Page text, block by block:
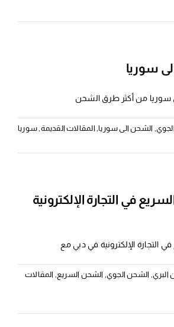
سوريا
سوريا من أكثر طرق الشحن
الشحن الى سوريا, المقالات القديمة سوريا
في التجارة الإلكترونية
التجارة الإلكترونية في دبي مع
البري الشحن الجوي الشحن السريع المقالات